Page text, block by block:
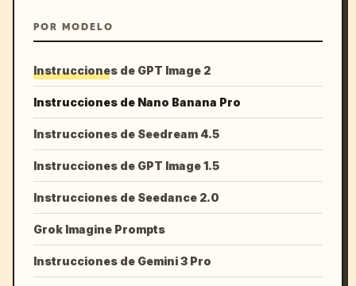
POR MODELO
Instrucciones de GPT Image 2
Instrucciones de Nano Banana Pro
Instrucciones de Seedream 4.5
Instrucciones de GPT Image 1.5
Instrucciones de Seedance 2.0
Grok Imagine Prompts
Instrucciones de Gemini 3 Pro